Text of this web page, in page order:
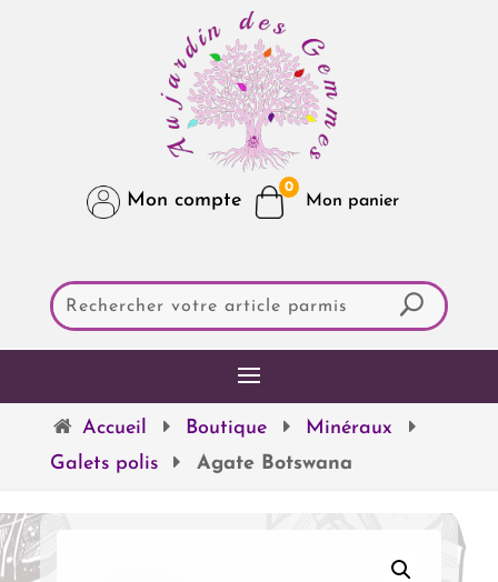
Mon compte
0
Accueil Boutique
Minéraux
Galets polis
Agate Botswana